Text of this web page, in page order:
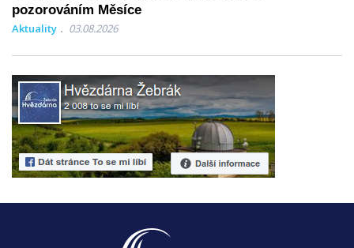
pozorováním Měsíce
Aktuality 03.08.2026